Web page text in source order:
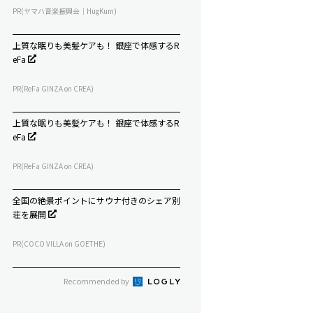
PR(ヤマハ音楽振興会｜HugKum)
上質な眠りも美髪ケアも！ 銀座で体感するR
eFa
PR(ReFa GINZA on CREA)
上質な眠りも美髪ケアも！ 銀座で体感するR
eFa
PR(ReFa GINZA on CREA)
全国の絶景ポイントにサウナ付きのシェア別
荘を展開
PR(COCO VILLA on GOETHE)
Recommended by